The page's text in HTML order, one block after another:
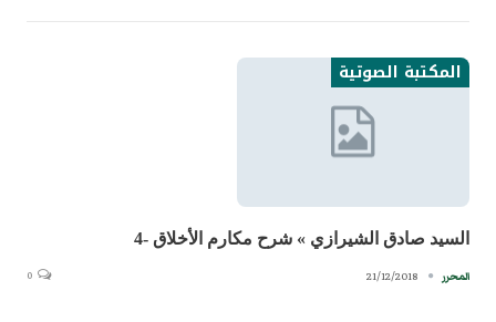
المكتبة الصوتية
السيد صادق الشيرازي » شرح مكارم الأخلاق -4
المحرر 21/12/2018